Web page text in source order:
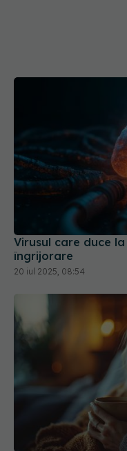
Virusul care duce
îngrijorare
20 iul 2025, 08:54